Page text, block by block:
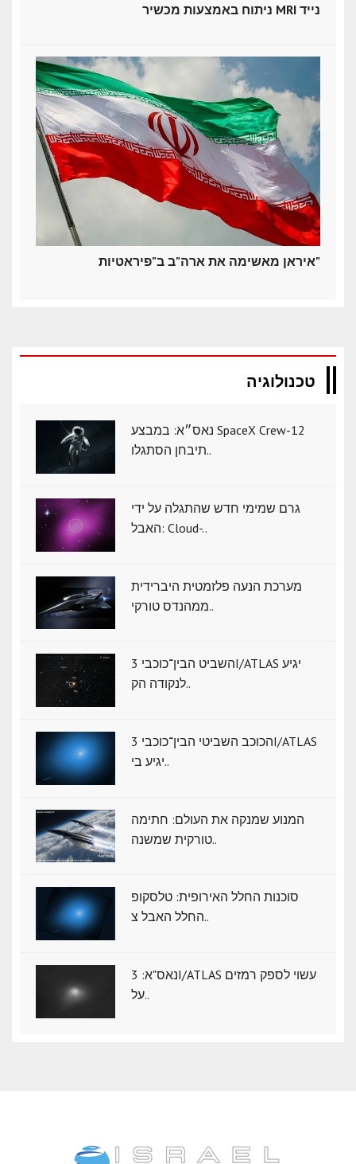
ניתוח באמצעות מכשיר MRI נייד
איראן מאשימה את ארה"ב ב"פיראטיות"
טכנולוגיה
נאס״א: במבצע SpaceX Crew-12
תיבחן הסתגלו..
גרם שמימי חדש שהתגלה על ידי
האבל: Cloud-..
מערכת הנעה פלזמטית היברידית
ממהנדס טורקי..
השביט הבין־כוכבי 3I/ATLAS יגיע
לנקודה הק..
הכוכב השביטי הבין־כוכבי 3I/ATLAS
יגיע בי..
המנוע שמנקה את העולם: חתימה
טורקית שמשנה..
סוכנות החלל האירופית: טלסקופ
החלל האבל צ..
נאס"א: ‏3I/ATLAS עשוי לספק רמזים
על..